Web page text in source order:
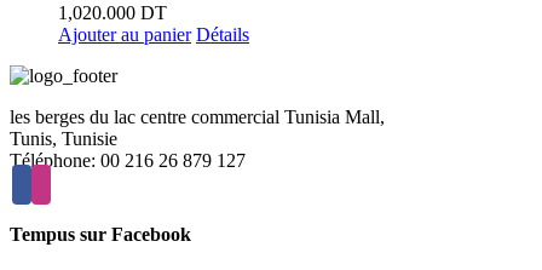
1,020.000 DT
Ajouter au panier Détails
les berges du lac centre commercial Tunisia Mall,
Tunis, Tunisie
Téléphone: 00 216 26 879 127
Tempus sur Facebook